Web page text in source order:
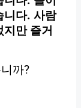
니다. 사람
만 즐거
까?